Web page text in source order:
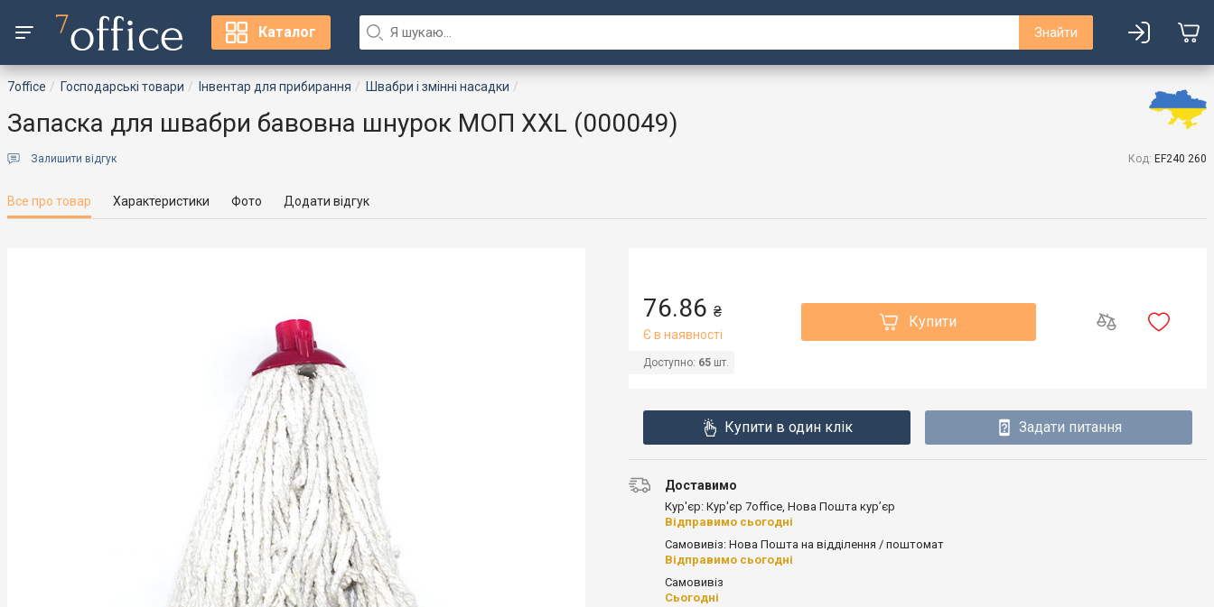
Каталог Знайти
7office Господарські товари Інвентар для прибирання Швабри і змінні насадки
Запаска для швабри бавовна шнурок МОП ХХL (000049)
Залишити відгук Код: EF240 260
Все про товар Характеристики Фото Додати відгук
76.86 ₴
Є в наявності
Доступно: 65 шт.
Купити
Купити в один клік Задати питання
Доставимо
Кур'єр: Кур'єр 7office, Нова Пошта кур’єр
Відправимо сьогодні
Самовивіз: Нова Пошта на відділення / поштомат
Відправимо сьогодні
Самовивіз
Сьогодні